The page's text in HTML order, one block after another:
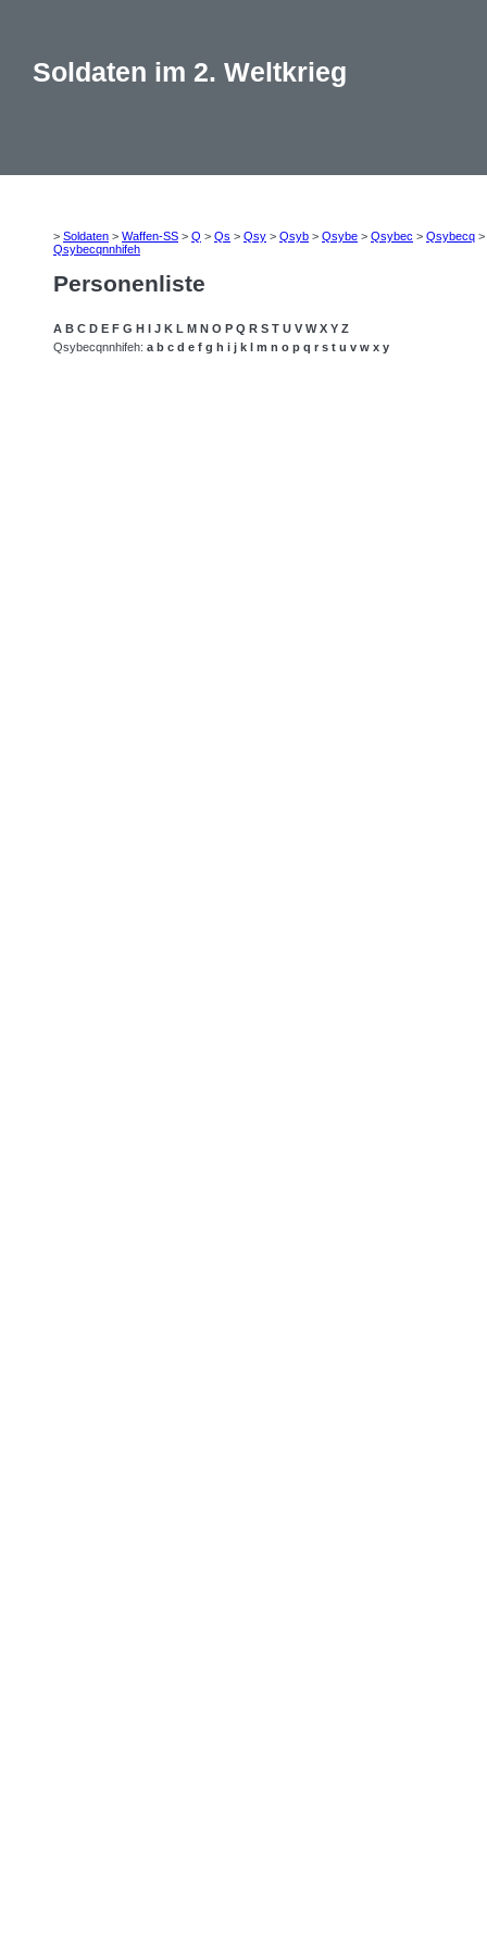
Soldaten im 2. Weltkrieg
> Soldaten > Waffen-SS > Q > Qs > Qsy > Qsyb > Qsybe > Qsybec > Qsybecq >
Qsybecqnnhifeh
Personenliste
A B C D E F G H I J K L M N O P Q R S T U V W X Y Z
Qsybecqnnhifeh: a b c d e f g h i j k l m n o p q r s t u v w x y